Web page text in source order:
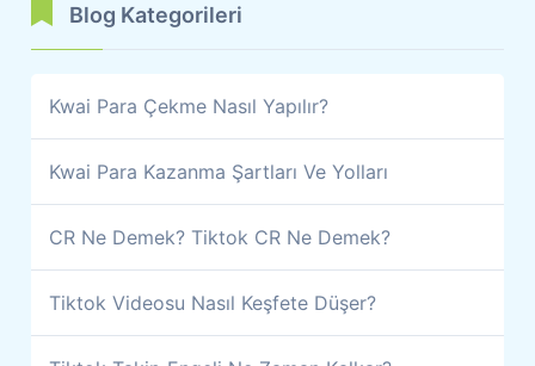
Blog Kategorileri
Kwai Para Çekme Nasıl Yapılır?
Kwai Para Kazanma Şartları Ve Yolları
CR Ne Demek? Tiktok CR Ne Demek?
Tiktok Videosu Nasıl Keşfete Düşer?